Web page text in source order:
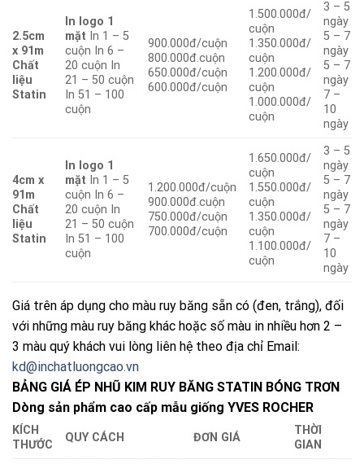
2.5cm
x 91m
Chất
liệu
Statin
In logo 1
mặt In 1 – 5
cuộn In 6 –
20 cuộn In
21 – 50 cuộn
In 51 – 100
cuộn
900.000đ/cuộn
800.000đ.cuộn
650.000đ/cuộn
600.000đ/cuộn
1.500.000đ/
cuộn
1.350.000đ/
cuộn
1.200.000đ/
cuộn
1.000.000đ/
cuộn
3 – 5
ngày
5 – 7
ngày
5 – 7
ngày
7 –
10
ngày
4cm x
91m
Chất
liệu
Statin
In logo 1
mặt In 1 – 5
cuộn In 6 –
20 cuộn In
21 – 50 cuộn
In 51 – 100
cuộn
1.200.000đ/cuộn
900.000đ.cuộn
750.000đ/cuộn
700.000đ/cuộn
1.650.000đ/
cuộn
1.550.000đ/
cuộn
1.350.000đ/
cuộn
1.100.000đ/
cuộn
3 – 5
ngày
5 – 7
ngày
5 – 7
ngày
7 –
10
ngày
Giá trên áp dụng cho màu ruy băng sẵn có (đen, trắng), đối
với những màu ruy băng khác hoặc số màu in nhiều hơn 2 –
3 màu quý khách vui lòng liên hệ theo địa chỉ Email:
kd@inchatluongcao.vn
BẢNG GIÁ ÉP NHŨ KIM RUY BĂNG STATIN BÓNG TRƠN
Dòng sản phẩm cao cấp mẫu giống YVES ROCHER
KÍCH
THƯỚC
QUY CÁCH ĐƠN GIÁ
THỜI
GIAN